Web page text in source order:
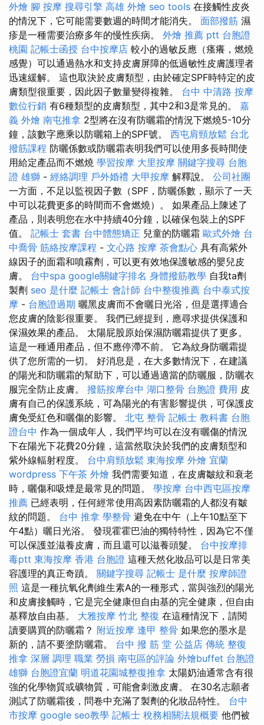
外燴 腳 按摩 搜尋引擎 高雄 外燴 seo tools 在接觸性皮炎
的情況下，它可能需要數週的時間才能消失。 面部撥筋 濕
疹是一種需要治療多年的慢性疾病。 外燴 推薦 ptt 台胞證
桃園 記帳士函授 台中按摩店 較小的過敏反應（瘙癢，燃燒
感覺）可以通過熱水和支持皮膚屏障的低過敏性皮膚護理者
迅速緩解。 這也取決於皮膚類型，由於確定SPF時特定的皮
膚類型很重要，因此因子數量變得複雜。 台中 中清路 按摩
數位行銷 有6種類型的皮膚類型，其中2和3是常見的。 嘉
義 外燴 南屯推拿 2型將在沒有防曬霜的情況下燃燒5-10分
鐘，該數字應乘以防曬箱上的SPF號。 西屯肩頸放鬆 台北
撥筋課程 防曬係數或防曬霜表明我們可以使用多長時間使
用給定產品而不燃燒 學習按摩 大里按摩 關鍵字搜尋 台胞
證 雄獅 - 經絡調理 戶外婚禮 大甲按摩 解釋說。 公司社團
一方面，不足以監視因子數（SPF，防曬係數，顯示了一天
中可以花費更多的時間而不會燃燒）。 如果產品上陳述了
產品，則表明您在水中持續40分鐘，以確保包裝上的SPF
值。 記帳士 套書 台中體態矯正 兒童的防曬霜 歐式外燴 台
中喬骨 筋絡按摩課程 - 文心路 按摩 茶會點心 具有高紫外
線因子的面霜和噴霧劑，可以更有效地保護敏感的嬰兒皮
膚。 台中spa google關鍵字排名 身體撥筋教學 自我ta劑
製劑 seo 是什麼 記帳士 會計師 台中整復推薦 台中泰式按
摩 - 台胞證過期 曬黑皮膚而不會曬日光浴，但是選擇適合
您皮膚的陰影很重要。 我們已經提到，應尋求提供保護和
保濕效果的產品。 太陽屁股原始保濕防曬霜提供了更多。
這是一種通用產品，但不應停滯不前。 它為紋身防曬霜提
供了您所需的一切。 好消息是，在大多數情況下，在建議
的陽光和防曬霜的幫助下，可以通過適當的防曬服，防曬衣
服完全防止皮膚。 撥筋按摩台中 湖口整骨 台胞證 費用 皮
膚有自己的保護系統，可為陽光的有害影響提供，可保護皮
膚免受紅色和曬傷的影響。 北屯 整骨 記帳士 教科書 台胞
證台中 作為一個成年人，我們平均可以在沒有曬傷的情況
下在陽光下花費20分鐘，這當然取決於我們的皮膚類型和
紫外線輻射程度。 台中肩頸放鬆 東海按摩 外燴 宜蘭
wordpress 下午茶 外燴 我們需要知道，在皮膚皺紋和衰老
時，曬傷和吸煙是最常見的問題。 學按摩 台中西屯區按摩
推薦 已經表明，任何經常使用高因素防曬霜的人都沒有皺
紋的問題。 台中 推拿 學整骨 避免在中午（上午10點至下
午4點）曬日光浴。 發現霍霍巴油的獨特特性，因為它不僅
可以保護並滋養皮膚，而且還可以滋養頭髮。 台中按摩排
毒ptt 東海按摩 香港 台胞證 這種天然化妝品可以是日常美
容護理的真正奇蹟。 關鍵字搜尋 記帳士 是什麼 按摩師證
照 這是一種抗氧化劑維生素A的一種形式，當與強烈的陽光
和皮膚接觸時，它是完全健康但自由基的完全健康，但自由
基釋放自由基。 大雅按摩 竹北 整復 在這種情況下，請閱
讀要購買的防曬霜？ 附近按摩 逢甲 整骨 如果您的墨水是
新的，請不要塗防曬霜。 台中 撥 筋 堂 公益店 傳統 整復
推拿 深層 調理 職業 勞損 南屯區的評論 外燴buffet 台胞證
雄獅 台胞證宜蘭 明道花園城整復推拿 太陽奶油通常含有很
強的化學物質或礦物質，可能會刺激皮膚。 在30名志願者
測試了防曬霜後，問卷中充滿了製劑的化妝品特性。 台中
市按摩 google seo教學 記帳士 稅務相關法規概要 他們被